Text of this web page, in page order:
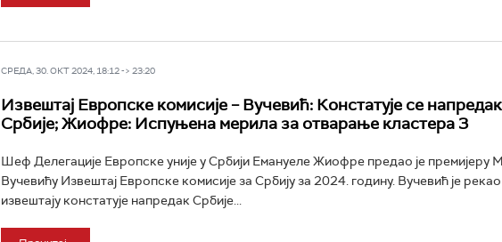
СРЕДА, 30. ОКТ 2024, 18:12 -> 23:20
Извештај Европске комисије – Вучевић: Констатује се напредак
Србије; Жиофре: Испуњена мерила за отварање кластера 3
Шеф Делегације Европске уније у Србији Емануеле Жиофре предао је премијеру
Вучевићу Извештај Европске комисије за Србију за 2024. годину. Вучевић је
извештају констатује напредак Србије...